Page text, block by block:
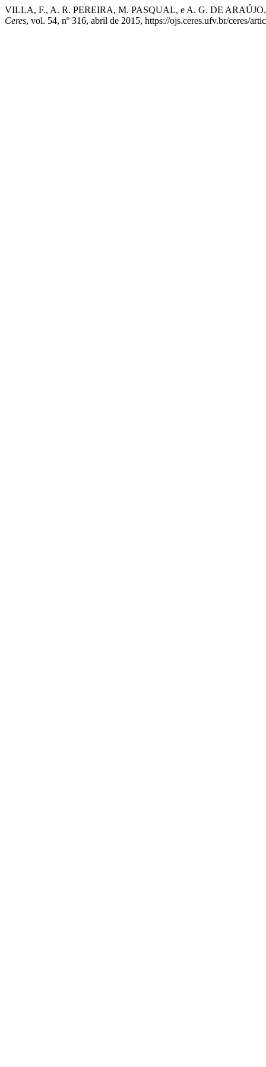
VILLA, F., A. R. PEREIRA, M. PASQUAL, e A. G. DE ARAÚJO.
Ceres, vol. 54, nº 316, abril de 2015, https://ojs.ceres.ufv.br/ceres/